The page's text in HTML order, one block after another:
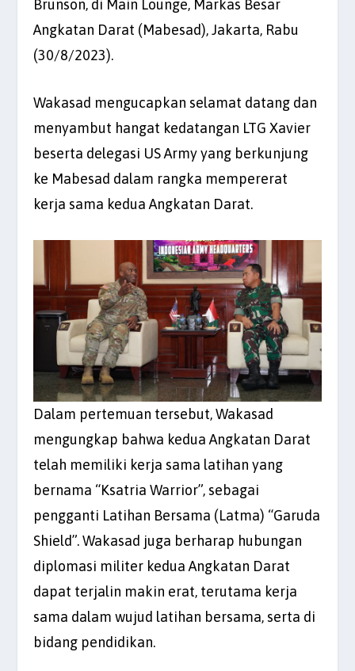
Brunson, di Main Lounge, Markas Besar
Angkatan Darat (Mabesad), Jakarta, Rabu
(30/8/2023).
Wakasad mengucapkan selamat datang dan
menyambut hangat kedatangan LTG Xavier
beserta delegasi US Army yang berkunjung
ke Mabesad dalam rangka mempererat
kerja sama kedua Angkatan Darat.
Dalam pertemuan tersebut, Wakasad
mengungkap bahwa kedua Angkatan Darat
telah memiliki kerja sama latihan yang
bernama “Ksatria Warrior”, sebagai
pengganti Latihan Bersama (Latma) “Garuda
Shield”. Wakasad juga berharap hubungan
diplomasi militer kedua Angkatan Darat
dapat terjalin makin erat, terutama kerja
sama dalam wujud latihan bersama, serta di
bidang pendidikan.